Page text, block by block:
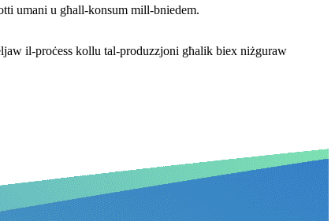
umani u għall-konsum mill-bniedem.
il-proċess kollu tal-produzzjoni għalik biex niżguraw